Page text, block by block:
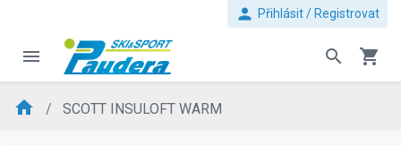
person Přihlásit / Registrovat
menu search shopping_cart
home SCOTT INSULOFT WARM